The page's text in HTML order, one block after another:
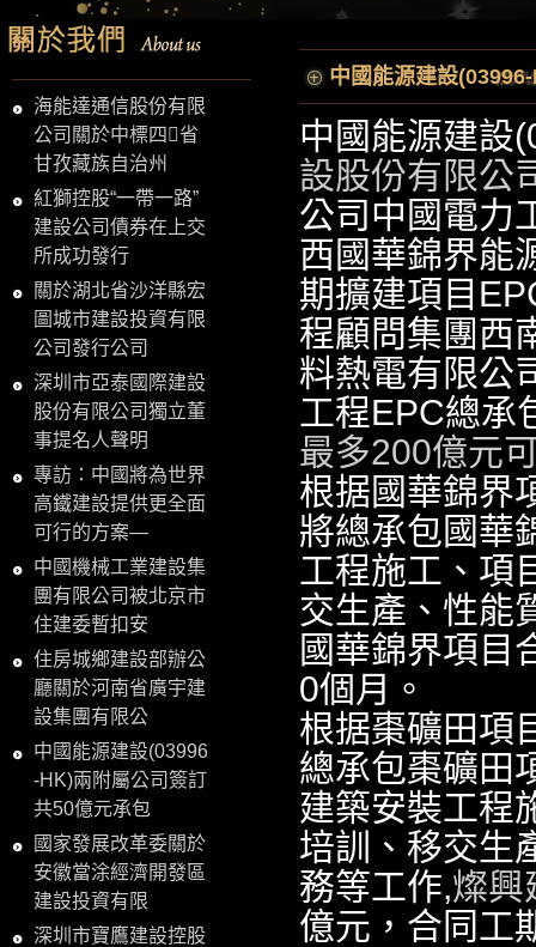
海能達通信股份有限
公司關於中標四省
甘孜藏族自治州
紅獅控股“一帶一路”
建設公司債券在上交
所成功發行
關於湖北省沙洋縣宏
圖城市建設投資有限
公司發行公司
深圳市亞泰國際建設
股份有限公司獨立董
事提名人聲明
專訪：中國將為世界
高鐵建設提供更全面
可行的方案—
中國機械工業建設集
團有限公司被北京市
住建委暫扣安
住房城鄉建設部辦公
廳關於河南省廣宇建
設集團有限公
中國能源建設(03996
-HK)兩附屬公司簽訂
共50億元承包
國家發展改革委關於
安徽當涂經濟開發區
建設投資有限
深圳市寶鷹建設控股
中國能源建設
中國能源建設
設股份有限公
公司中國電力
西國華錦界能
期擴建項目
程顧問集團西
料熱電有限公
工程EPC總承
最多200億元
根据國華錦界
將總承包國華
工程施工、項
交生產、性能
國華錦界項目
0個月。
根据棗礦田項
總承包棗礦田
建築安裝工程
培訓、移交生
務等工作,燦興
億元，合同工